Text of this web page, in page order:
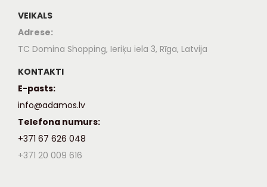
VEIKALS
Adrese:
TC Domina Shopping, Ieriķu iela 3, Rīga, Latvija
KONTAKTI
E-pasts:
info@adamos.lv
Telefona numurs:
+371 67 626 048
+371 20 009 616